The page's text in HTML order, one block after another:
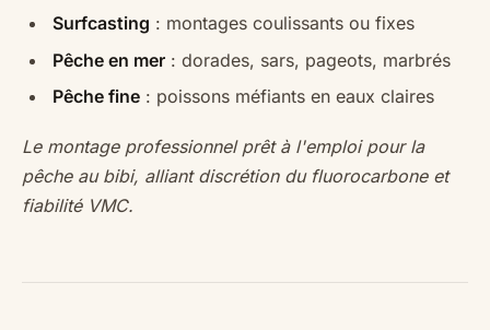
Surfcasting : montages coulissants ou fixes
Pêche en mer : dorades, sars, pageots, marbrés
Pêche fine : poissons méfiants en eaux claires
Le montage professionnel prêt à l'emploi pour la
pêche au bibi, alliant discrétion du fluorocarbone et
fiabilité VMC.